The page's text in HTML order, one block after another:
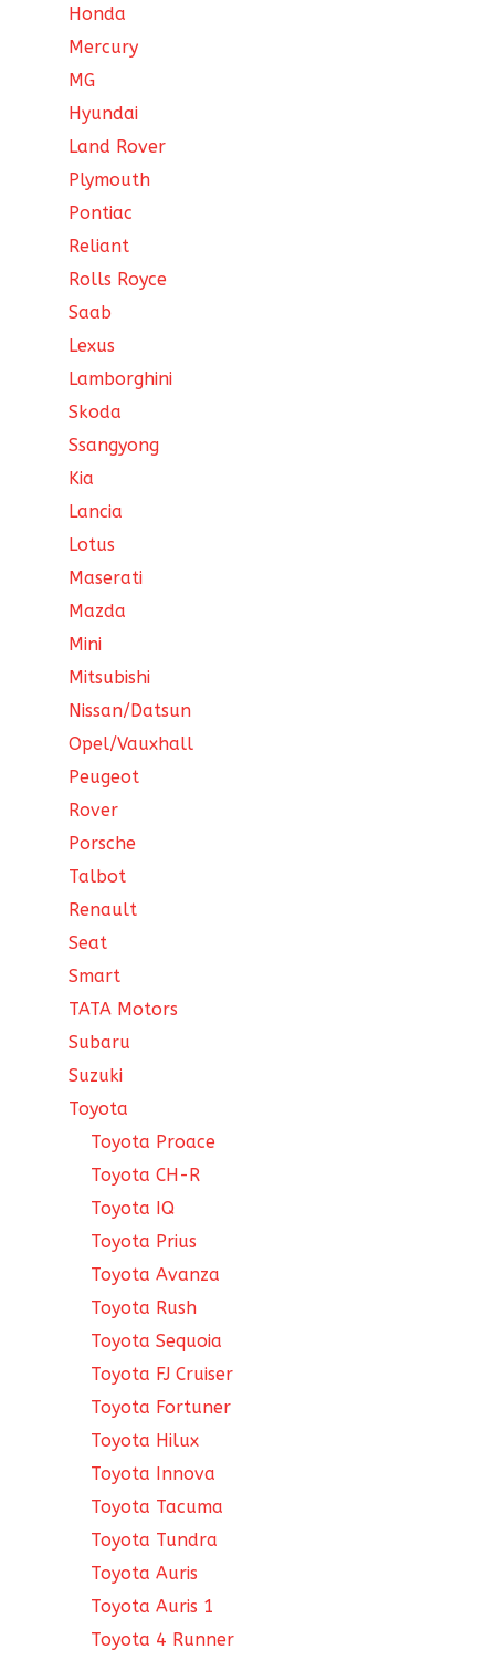
Honda
Mercury
MG
Hyundai
Land Rover
Plymouth
Pontiac
Reliant
Rolls Royce
Saab
Lexus
Lamborghini
Skoda
Ssangyong
Kia
Lancia
Lotus
Maserati
Mazda
Mini
Mitsubishi
Nissan/Datsun
Opel/Vauxhall
Peugeot
Rover
Porsche
Talbot
Renault
Seat
Smart
TATA Motors
Subaru
Suzuki
Toyota
Toyota Proace
Toyota CH-R
Toyota IQ
Toyota Prius
Toyota Avanza
Toyota Rush
Toyota Sequoia
Toyota FJ Cruiser
Toyota Fortuner
Toyota Hilux
Toyota Innova
Toyota Tacuma
Toyota Tundra
Toyota Auris
Toyota Auris 1
Toyota 4 Runner